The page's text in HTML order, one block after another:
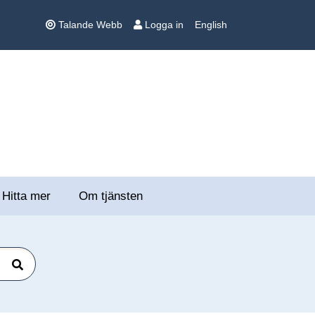
Talande Webb Logga in English
Hitta mer Om tjänsten
Sök